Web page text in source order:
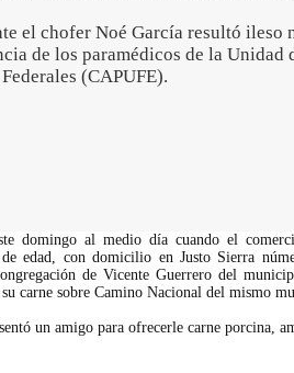
el chofer Noé García resultó ileso
de los paramédicos de la Unidad
(CAPUFE).
domingo al medio día cuando el
de edad, con domicilio en Justo Sierra
de Vicente Guerrero del
carne sobre Camino Nacional del mismo
un amigo para ofrecerle carne porcina,